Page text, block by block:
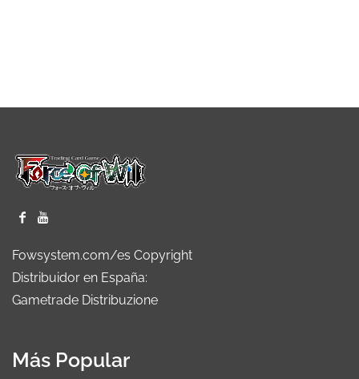
Fowsystem.com/es Copyright
Distribuidor en España:
Gametrade Distribuzione
Más Popular